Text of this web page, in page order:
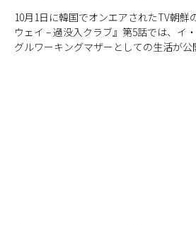
10月1日に韓国でオンエアされたTV朝鮮
ウェイ – 過没入クラブ』第5話では、イ
グルワーキングマザーとしての生活が公